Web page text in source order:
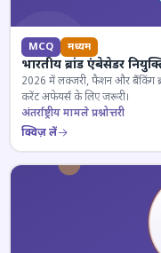
MCQ मध्यम
भारतीय ब्रांड एंबेसेडर
2026 में लक्जरी, फैशन और बैंकिंग
करेंट अफेयर्स के लिए जरूरी।
अंतर्राष्ट्रीय मामले प्रश्नोत्तरी
क्विज़ लें